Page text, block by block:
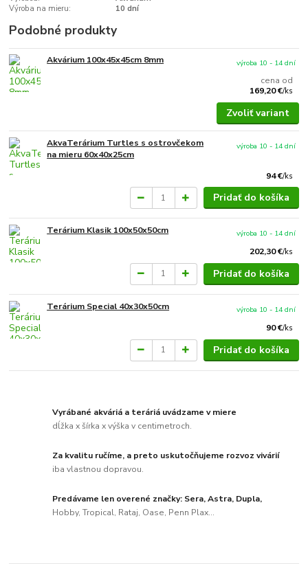
Výroba na mieru:
10 dní
Podobné produkty
Akvárium 100x45x45cm 8mm
cena od
169,20 €/ks
výroba 10 - 14 dní
Zvoliť variant
AkvaTerárium Turtles s ostrovčekom
na mieru 60x40x25cm
94 €/ks
výroba 10 - 14 dní
Pridať do košíka
Terárium Klasik 100x50x50cm
202,30 €/ks
výroba 10 - 14 dní
Pridať do košíka
Terárium Special 40x30x50cm
90 €/ks
výroba 10 - 14 dní
Pridať do košíka
Vyrábané akváriá a teráriá uvádzame v miere
dĺžka x šírka x výška v centimetroch.
Za kvalitu ručíme, a preto uskutočňujeme rozvoz vivárií
iba vlastnou dopravou.
Predávame len overené značky: Sera, Astra, Dupla,
Hobby, Tropical, Rataj, Oase, Penn Plax...